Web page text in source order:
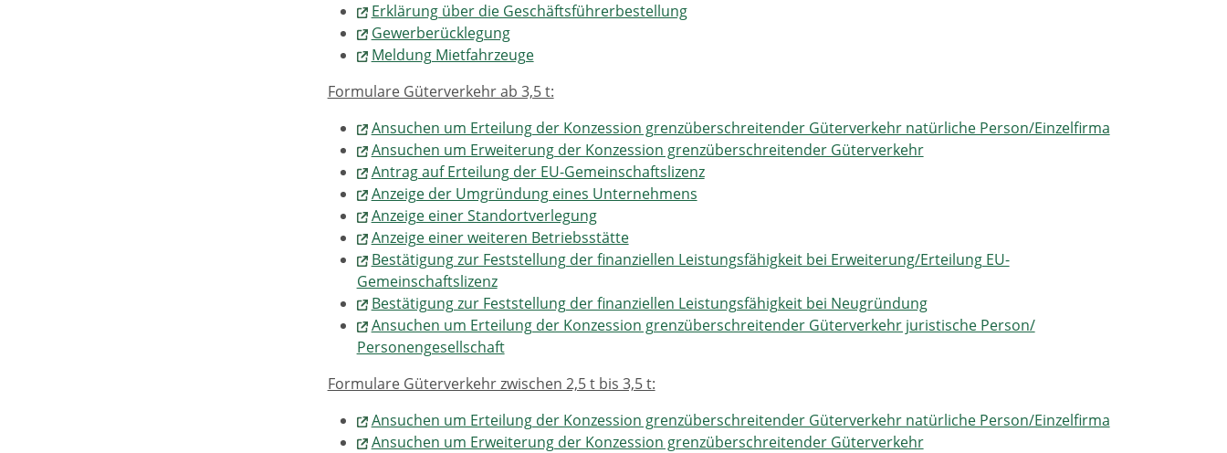
Erklärung über die Geschäftsführerbestellung
Gewerberücklegung
Meldung Mietfahrzeuge
Formulare Güterverkehr ab 3,5 t:
Ansuchen um Erteilung der Konzession grenzüberschreitender Güterverkehr natürliche Person/Einzelfirma
Ansuchen um Erweiterung der Konzession grenzüberschreitender Güterverkehr
Antrag auf Erteilung der EU-Gemeinschaftslizenz
Anzeige der Umgründung eines Unternehmens
Anzeige einer Standortverlegung
Anzeige einer weiteren Betriebsstätte
Bestätigung zur Feststellung der finanziellen Leistungsfähigkeit bei Erweiterung/Erteilung EU-
Gemeinschaftslizenz
Bestätigung zur Feststellung der finanziellen Leistungsfähigkeit bei Neugründung
Ansuchen um Erteilung der Konzession grenzüberschreitender Güterverkehr juristische Person/
Personengesellschaft
Formulare Güterverkehr zwischen 2,5 t bis 3,5 t:
Ansuchen um Erteilung der Konzession grenzüberschreitender Güterverkehr natürliche Person/Einzelfirma
Ansuchen um Erweiterung der Konzession grenzüberschreitender Güterverkehr